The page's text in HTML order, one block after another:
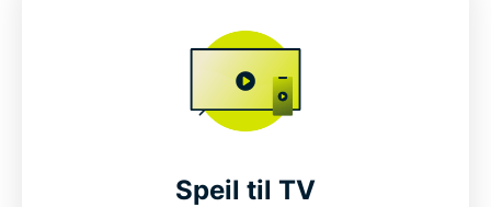
Speil til TV